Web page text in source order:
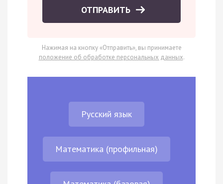
ОТПРАВИТЬ
Нажимая на кнопку «Отправить», вы принимаете
положение об обработке персональных данных.
Русский язык
Математика (профильная)